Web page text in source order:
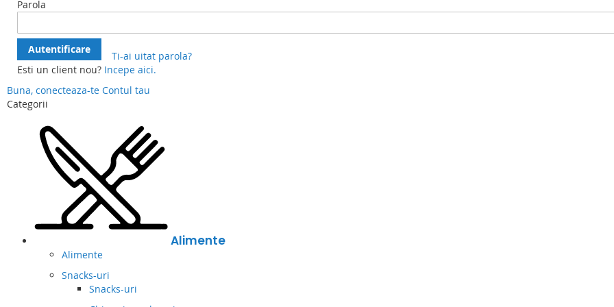
Parola
Autentificare
Ti-ai uitat parola?
Esti un client nou? Incepe aici.
Buna, conecteaza-te Contul tau
Categorii
Alimente
Alimente
Snacks-uri
Snacks-uri